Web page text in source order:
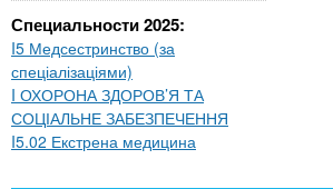
Специальности 2025:
I5 Медсестринство (за
спеціалізаціями)
I ОХОРОНА ЗДОРОВ’Я ТА
СОЦІАЛЬНЕ ЗАБЕЗПЕЧЕННЯ
I5.02 Екстрена медицина